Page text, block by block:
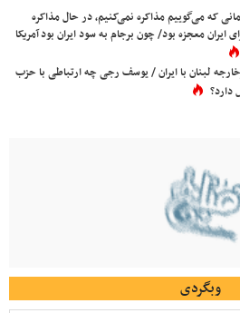
که می‌گوییم مذاکره نمی‌کنیم، در حال مذاکره
ایران معجزه بود/ چون برجام به سود ایران بود آمریکا
لبنان با ایران / یوسف رجی چه ارتباطی با حزب
دارد؟
وبگردی